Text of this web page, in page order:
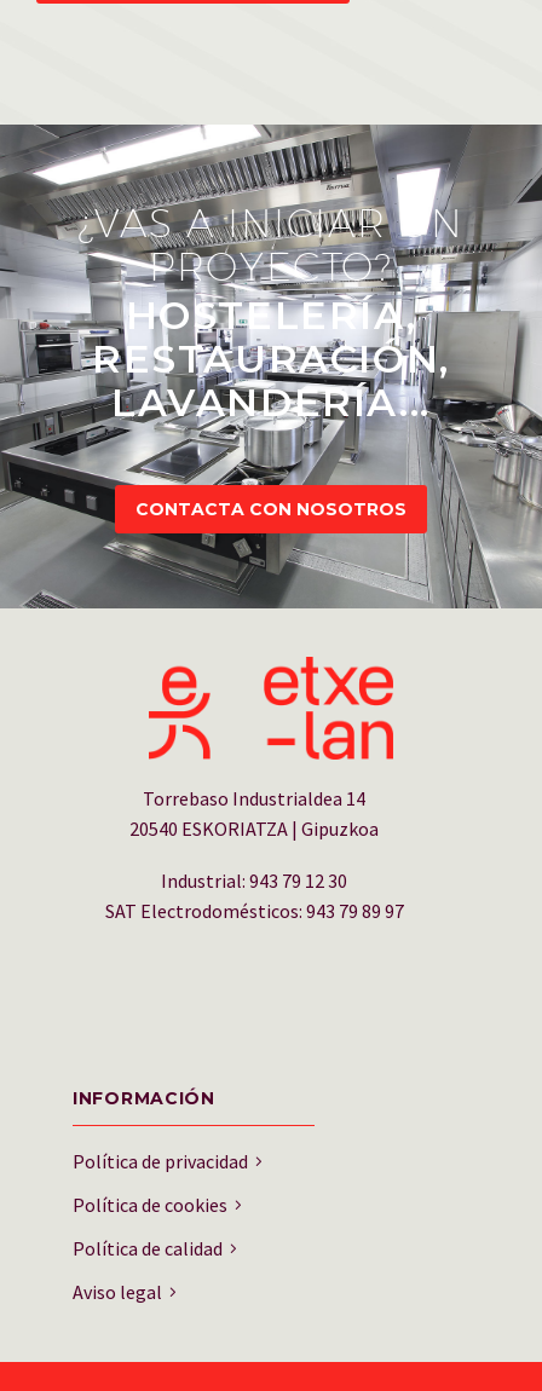
¿VAS A INICIAR UN
PROYECTO?
HOSTELERÍA,
RESTAURACIÓN,
LAVANDERÍA...
CONTACTA CON NOSOTROS
Torrebaso Industrialdea 14
20540 ESKORIATZA | Gipuzkoa
Industrial: 943 79 12 30
SAT Electrodomésticos: 943 79 89 97
INFORMACIÓN
Política de privacidad
Política de cookies
Política de calidad
Aviso legal